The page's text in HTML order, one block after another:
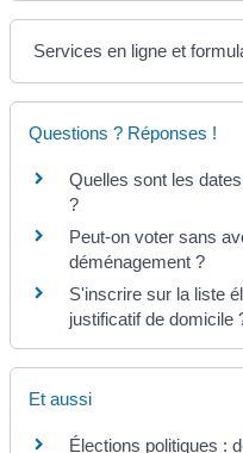
Services en ligne et
Questions ? Réponses !
Quelles sont les
?
Peut-on voter sans
déménagement ?
S'inscrire sur la liste
justificatif de domicile
Et aussi
Élections politiques :